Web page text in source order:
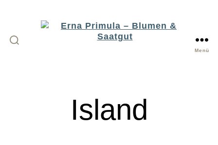
Blumen
&
Saatgut
Menü
Island